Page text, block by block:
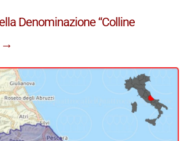
Denominazione “Colline
→